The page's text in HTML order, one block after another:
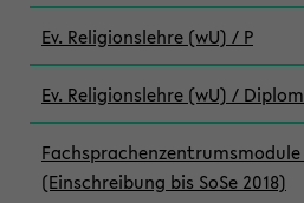
Ev. Religionslehre (wU) / P
Ev. Religionslehre (wU) / Diplom
Fachsprachenzentrumsmodule
(Einschreibung bis SoSe 2018)